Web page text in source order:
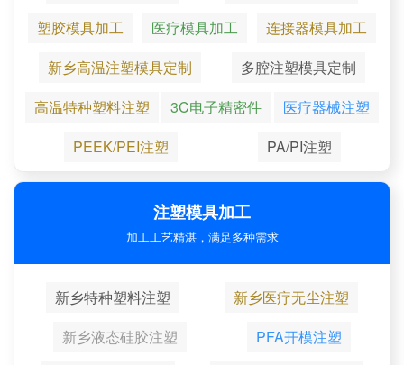
塑胶模具加工
医疗模具加工
连接器模具加工
新乡高温注塑模具定制
多腔注塑模具定制
高温特种塑料注塑
3C电子精密件
医疗器械注塑
PEEK/PEI注塑
PA/PI注塑
注塑模具加工
加工工艺精湛，满足多种需求
新乡特种塑料注塑
新乡医疗无尘注塑
新乡液态硅胶注塑
PFA开模注塑